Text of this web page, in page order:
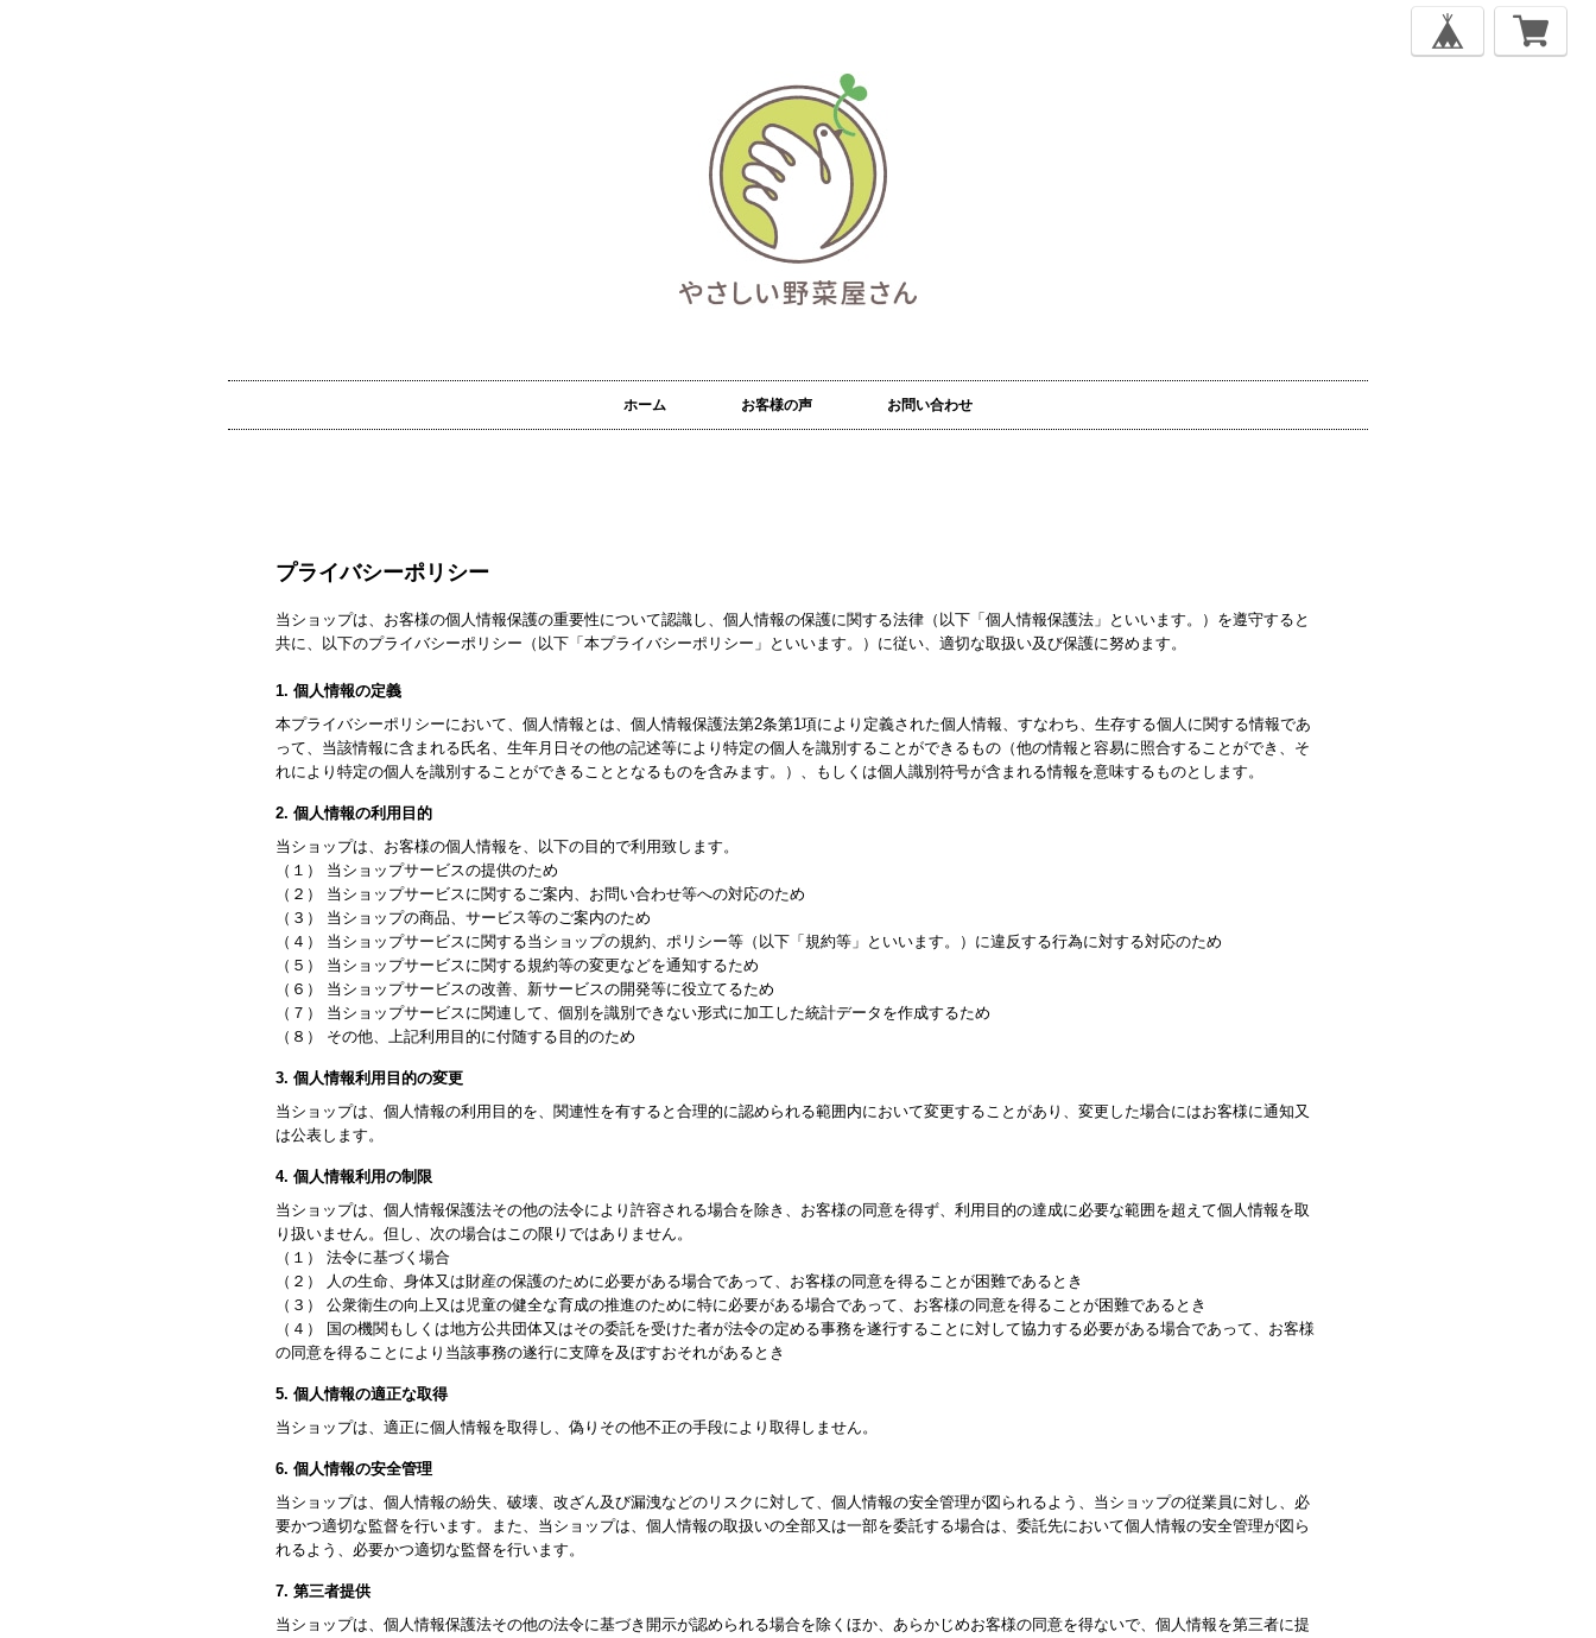
ホーム お客様の声 お問い合わせ
プライバシーポリシー
当ショップは、お客様の個人情報保護の重要性について認識し、個人情報の保護に関する法律（以下「個人情報保護法」といいます。）を遵守すると
共に、以下のプライバシーポリシー（以下「本プライバシーポリシー」といいます。）に従い、適切な取扱い及び保護に努めます。
1. 個人情報の定義
本プライバシーポリシーにおいて、個人情報とは、個人情報保護法第2条第1項により定義された個人情報、すなわち、生存する個人に関する情報であ
って、当該情報に含まれる氏名、生年月日その他の記述等により特定の個人を識別することができるもの（他の情報と容易に照合することができ、そ
れにより特定の個人を識別することができることとなるものを含みます。）、もしくは個人識別符号が含まれる情報を意味するものとします。
2. 個人情報の利用目的
当ショップは、お客様の個人情報を、以下の目的で利用致します。
（１） 当ショップサービスの提供のため
（２） 当ショップサービスに関するご案内、お問い合わせ等への対応のため
（３） 当ショップの商品、サービス等のご案内のため
（４） 当ショップサービスに関する当ショップの規約、ポリシー等（以下「規約等」といいます。）に違反する行為に対する対応のため
（５） 当ショップサービスに関する規約等の変更などを通知するため
（６） 当ショップサービスの改善、新サービスの開発等に役立てるため
（７） 当ショップサービスに関連して、個別を識別できない形式に加工した統計データを作成するため
（８） その他、上記利用目的に付随する目的のため
3. 個人情報利用目的の変更
当ショップは、個人情報の利用目的を、関連性を有すると合理的に認められる範囲内において変更することがあり、変更した場合にはお客様に通知又
は公表します。
4. 個人情報利用の制限
当ショップは、個人情報保護法その他の法令により許容される場合を除き、お客様の同意を得ず、利用目的の達成に必要な範囲を超えて個人情報を取
り扱いません。但し、次の場合はこの限りではありません。
（１） 法令に基づく場合
（２） 人の生命、身体又は財産の保護のために必要がある場合であって、お客様の同意を得ることが困難であるとき
（３） 公衆衛生の向上又は児童の健全な育成の推進のために特に必要がある場合であって、お客様の同意を得ることが困難であるとき
（４） 国の機関もしくは地方公共団体又はその委託を受けた者が法令の定める事務を遂行することに対して協力する必要がある場合であって、お客様
の同意を得ることにより当該事務の遂行に支障を及ぼすおそれがあるとき
5. 個人情報の適正な取得
当ショップは、適正に個人情報を取得し、偽りその他不正の手段により取得しません。
6. 個人情報の安全管理
当ショップは、個人情報の紛失、破壊、改ざん及び漏洩などのリスクに対して、個人情報の安全管理が図られるよう、当ショップの従業員に対し、必
要かつ適切な監督を行います。また、当ショップは、個人情報の取扱いの全部又は一部を委託する場合は、委託先において個人情報の安全管理が図ら
れるよう、必要かつ適切な監督を行います。
7. 第三者提供
当ショップは、個人情報保護法その他の法令に基づき開示が認められる場合を除くほか、あらかじめお客様の同意を得ないで、個人情報を第三者に提